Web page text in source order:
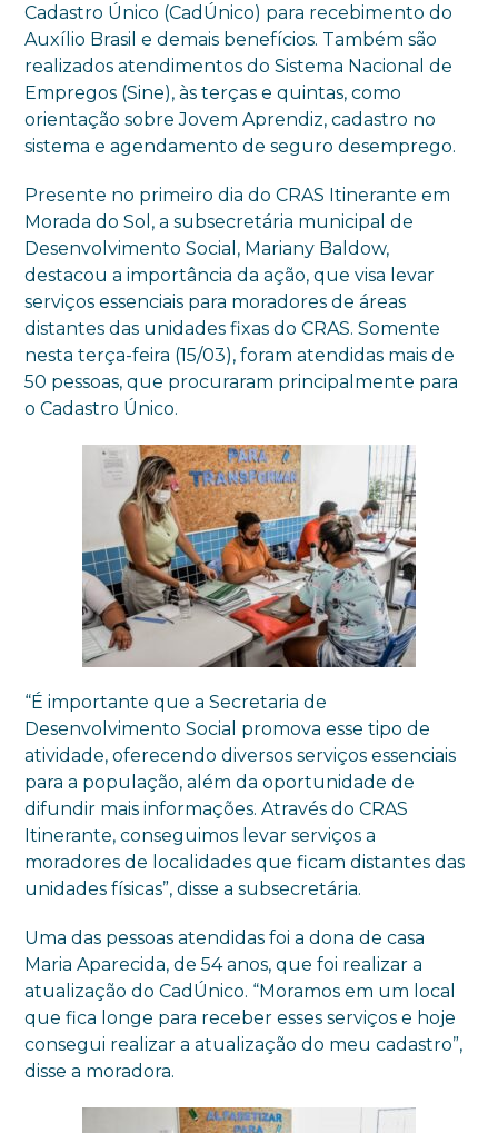
Cadastro Único (CadÚnico) para recebimento do
Auxílio Brasil e demais benefícios. Também são
realizados atendimentos do Sistema Nacional de
Empregos (Sine), às terças e quintas, como
orientação sobre Jovem Aprendiz, cadastro no
sistema e agendamento de seguro desemprego.
Presente no primeiro dia do CRAS Itinerante em
Morada do Sol, a subsecretária municipal de
Desenvolvimento Social, Mariany Baldow,
destacou a importância da ação, que visa levar
serviços essenciais para moradores de áreas
distantes das unidades fixas do CRAS. Somente
nesta terça-feira (15/03), foram atendidas mais de
50 pessoas, que procuraram principalmente para
o Cadastro Único.
“É importante que a Secretaria de
Desenvolvimento Social promova esse tipo de
atividade, oferecendo diversos serviços essenciais
para a população, além da oportunidade de
difundir mais informações. Através do CRAS
Itinerante, conseguimos levar serviços a
moradores de localidades que ficam distantes das
unidades físicas”, disse a subsecretária.
Uma das pessoas atendidas foi a dona de casa
Maria Aparecida, de 54 anos, que foi realizar a
atualização do CadÚnico. “Moramos em um local
que fica longe para receber esses serviços e hoje
consegui realizar a atualização do meu cadastro”,
disse a moradora.